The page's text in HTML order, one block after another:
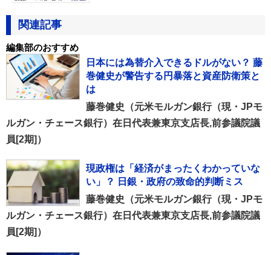
関連記事
編集部のおすすめ
日本には為替介入できるドルがない？ 藤
巻健史が警告する円暴落と資産防衛策と
は
藤巻健史（元米モルガン銀行（現・JPモ
ルガン・チェース銀行）在日代表兼東京支店長,前参議院議
員[2期]）
現政権は「経済がまったくわかっていな
い」？ 日銀・政府の致命的判断ミス
藤巻健史（元米モルガン銀行（現・JPモ
ルガン・チェース銀行）在日代表兼東京支店長,前参議院議
員[2期]）